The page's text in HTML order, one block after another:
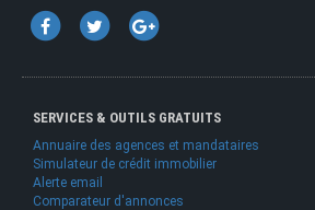
SERVICES & OUTILS GRATUITS
Annuaire des agences et mandataires
Simulateur de crédit immobilier
Alerte email
Comparateur d'annonces